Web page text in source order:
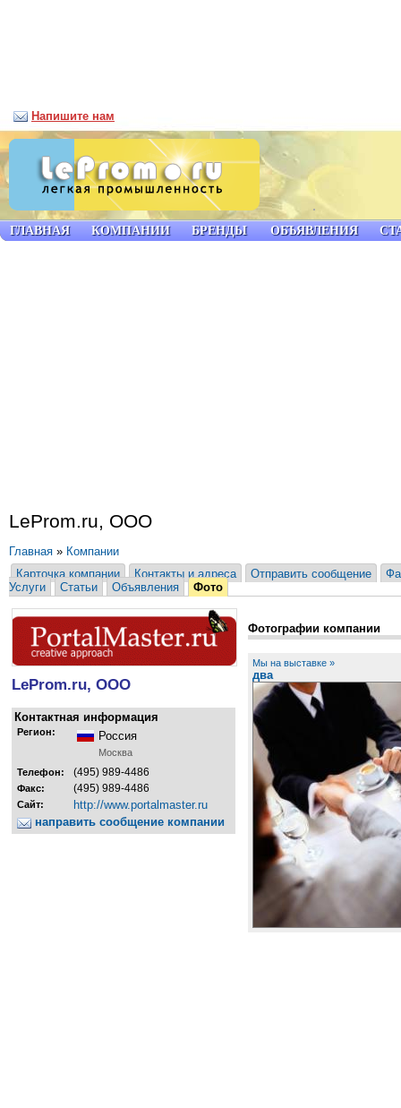
LeProm.ru, ООО
Главная » Компании
Карточка компании
Контакты и адреса Отправить сообщение
Услуги
Статьи Объявления Фото
LeProm.ru, ООО
Контактная информация
Регион: Россия
Москва
Телефон:
(495) 989-4486
Факс: (495) 989-4486
Сайт:
http://www.portalmaster.ru
направить сообщение компании
Фотографии компании
Мы на выставке »
два
ГЛАВНАЯ КОМПАНИИ БРЕНДЫ ОБЪЯВЛЕНИЯ
Напишите нам